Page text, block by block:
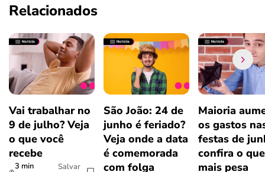
Relacionados
Vai trabalhar no
9 de julho? Veja
o que você
recebe
3 min
Salvar
São João: 24 de
junho é feriado?
Veja onde a data
é comemorada
com folga
Maioria
os gastos
festas de
confira o que
mais pesa